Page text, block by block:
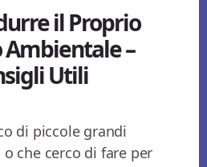
il Proprio
–
Utili
di piccole grandi
o che cerco di fare per